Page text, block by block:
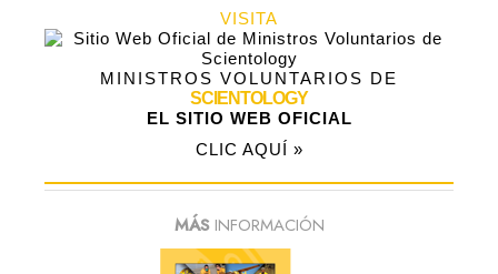
VISITA
MINISTROS VOLUNTARIOS DE
SCIENTOLOGY
EL SITIO WEB OFICIAL
CLIC AQUÍ »
MÁSINFORMACIÓN